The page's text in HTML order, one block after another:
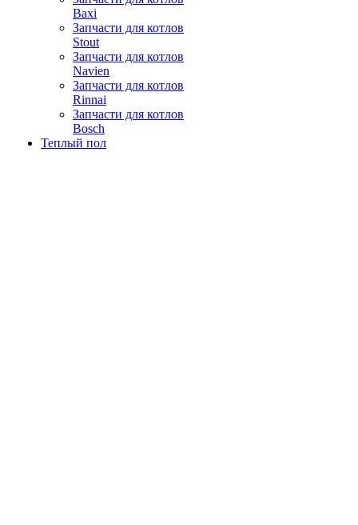
Baxi
Запчасти для котлов
Stout
Запчасти для котлов
Navien
Запчасти для котлов
Rinnai
Запчасти для котлов
Bosch
Теплый пол